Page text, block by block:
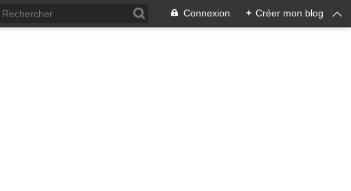
Connexion + Créer mon blog